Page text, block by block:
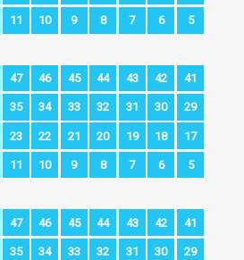
11 10 9 8 7 6 5
47 46 45 44 43 42 41
35 34 33 32 31 30 29
23 22 21 20 19 18 17
11 10 9 8 7 6 5
47 46 45 44 43 42 41
35 34 33 32 31 30 29